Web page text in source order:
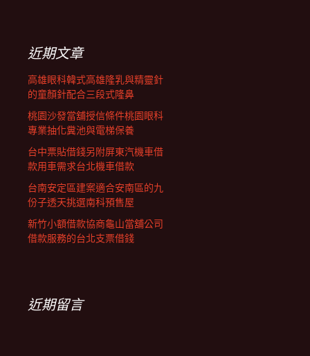
近期文章
高雄眼科韓式高雄隆乳與精靈針
的童顏針配合三段式隆鼻
桃園沙發當舖授信條件桃園眼科
專業抽化糞池與電梯保養
台中票貼借錢另附屏東汽機車借
款用車需求台北機車借款
台南安定區建案適合安南區的九
份子透天挑選南科預售屋
新竹小額借款協商龜山當舖公司
借款服務的台北支票借錢
近期留言